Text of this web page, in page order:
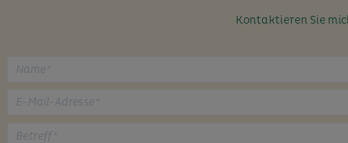
Kontaktieren Sie